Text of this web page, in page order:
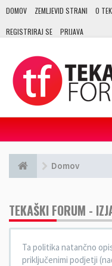
DOMOV ZEMLJEVID STRANI O
REGISTRIRAJ SE PRIJAVA
Domov
TEKAŠKI FORUM -
Ta politika natančno
priključenimi podjetji